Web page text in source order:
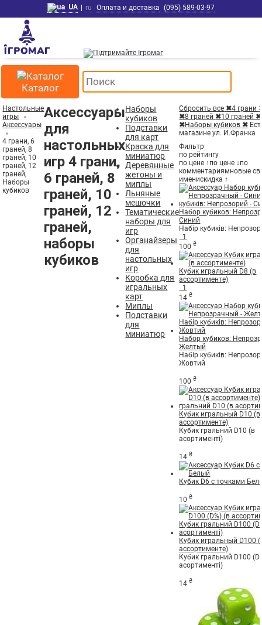
UA | ru Оплата и доставка (095) 589-03-97
Каталог
Настольные
игры
Аксессуары
4 грани, 6
граней, 8
граней, 10
граней, 12
граней,
Наборы
кубиков
Аксессуары
для
настольных
игр 4 грани,
6 граней, 8
граней, 10
граней, 12
граней,
наборы
кубиков
Наборы
кубиков
Подставки
для карт
Краска для
миниатюр
Деревянные
жетоны и
миплы
Льняные
мешочки
Тематические
наборы для
игр
Органайзеры
для
настольных
игр
Коробка для
игральных
карт
Миплы
Подставки
для
миниатюр
Сбросить все ✖4 грани
✖8 граней ✖10 граней ✖
✖Наборы кубиков ✖
магазине ул. И.Франка
Фильтр
по рейтингу
по цене ↑по цене ↓по
комментариямновые
именискидка ↑
Набор кубиков:
Синий
Набір кубиків:
1
100₴
Кубик игральный D8 (в
ассортименте)
1
14₴
Набор кубиков:
Желтый
Набір кубиків:
Жовтий
100₴
Кубик игральный D10 (в
ассортименте)
Кубик гральний D10 (в
асортименті)
14₴
Кубик D6 с точками
10₴
Кубик игральный D100
ассортименте)
Кубик гральний D100
асортименті)
14₴